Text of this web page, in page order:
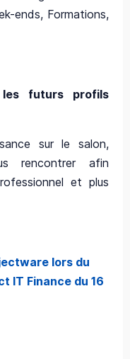
ends, Formations,
futurs profils
sur le salon,
rencontrer afin
et plus
lors du
IT Finance du 16